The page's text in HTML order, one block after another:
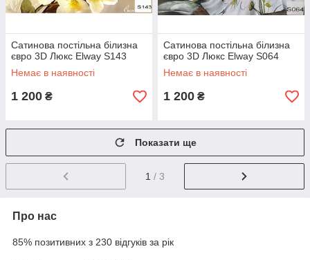
Сатинова постільна білизна
євро 3D Люкс Elway S143
Немає в наявності
1 200 ₴
Сатинова постільна білизна
євро 3D Люкс Elway S064
Немає в наявності
1 200 ₴
Показати ще
1 / 3
Про нас
85% позитивних з 230 відгуків за рік